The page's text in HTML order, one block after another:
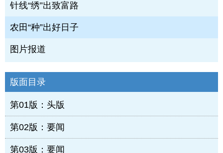
针线“绣”出致富路
农田“种”出好日子
图片报道
版面目录
第01版：头版
第02版：要闻
第03版：要闻